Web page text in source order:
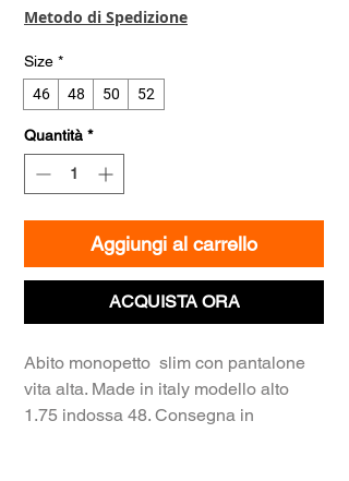
Metodo di Spedizione
Size *
46
48 50 52
Quantità *
Aggiungi al carrello
ACQUISTA ORA
Abito monopetto slim con pantalone
vita alta. Made in italy modello alto
1.75 indossa 48. Consegna in